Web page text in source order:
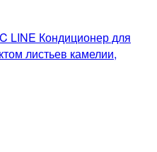
LINE Кондиционер для
листьев камелии,